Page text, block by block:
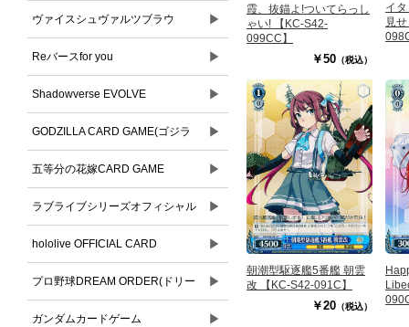
ヴァイスシュヴァルツブラウ ▶
Reバースfor you ▶
Shadowverse EVOLVE ▶
GODZILLA CARD GAME(ゴジラ
カードゲーム)
▶
五等分の花嫁CARD GAME ▶
ラブライブシリーズオフィシャル
カードゲーム
▶
hololive OFFICIAL CARD
GAME(ホロライブオフィシャルカ
ードゲーム)
▶
プロ野球DREAM ORDER(ドリー
ムオーダー)
▶
ガンダムカードゲーム ▶
霞、抜錨よ!ついてらっし
ゃい! 【KC-S42-
099CC】
￥50 （税込）
イ
見
朝潮型駆逐艦5番艦 朝雲
改 【KC-S42-091C】
￥20 （税込）